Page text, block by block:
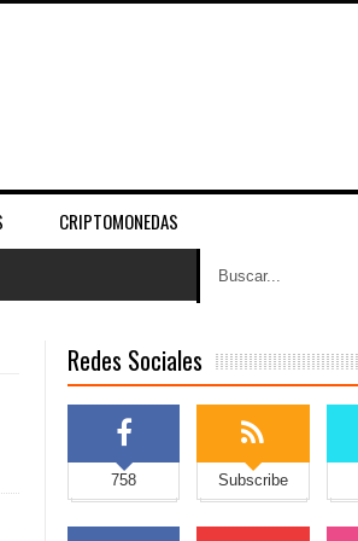
CRIPTOMONEDAS
Redes Sociales
758 Subscribe